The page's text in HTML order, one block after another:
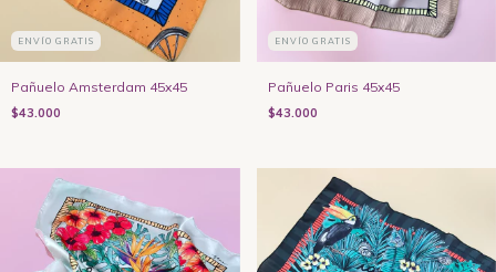
ENVÍO GRATIS
Pañuelo Amsterdam 45x45
$43.000
ENVÍO GRATIS
Pañuelo Paris 45x45
$43.000